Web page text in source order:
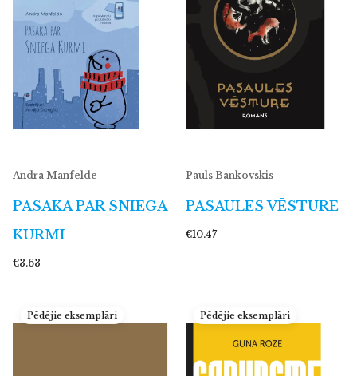
Andra Manfelde
PASAKA PAR SNIEGA
KURMI
€3.63
Pauls Bankovskis
PASAULES VĒSTURE
€10.47
Pēdējie eksemplāri Pēdējie eksemplāri